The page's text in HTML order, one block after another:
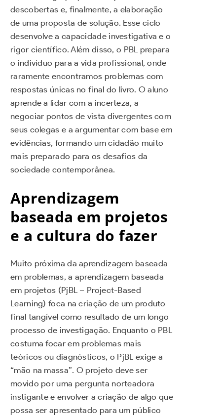
descobertas e, finalmente, a elaboração
de uma proposta de solução. Esse ciclo
desenvolve a capacidade investigativa e o
rigor científico. Além disso, o PBL prepara
o indivíduo para a vida profissional, onde
raramente encontramos problemas com
respostas únicas no final do livro. O aluno
aprende a lidar com a incerteza, a
negociar pontos de vista divergentes com
seus colegas e a argumentar com base em
evidências, formando um cidadão muito
mais preparado para os desafios da
sociedade contemporânea.
Aprendizagem
baseada em projetos
e a cultura do fazer
Muito próxima da aprendizagem baseada
em problemas, a aprendizagem baseada
em projetos (PjBL – Project-Based
Learning) foca na criação de um produto
final tangível como resultado de um longo
processo de investigação. Enquanto o PBL
costuma focar em problemas mais
teóricos ou diagnósticos, o PjBL exige a
“mão na massa”. O projeto deve ser
movido por uma pergunta norteadora
instigante e envolver a criação de algo que
possa ser apresentado para um público